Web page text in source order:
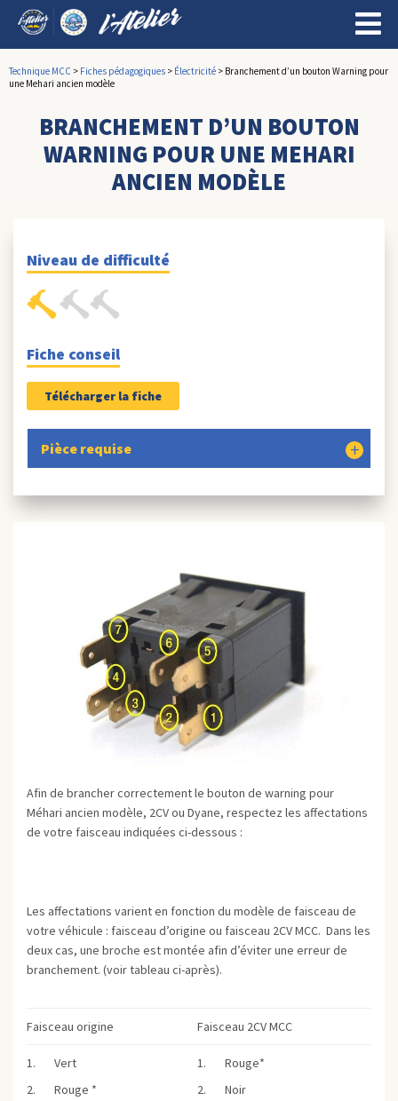
Technique MCC > Fiches pédagogiques > Électricité > Branchement d’un bouton Warning pour
une Mehari ancien modèle
BRANCHEMENT D’UN BOUTON
WARNING POUR UNE MEHARI
ANCIEN MODÈLE
Niveau de difficulté
Fiche conseil
Télécharger la fiche
Pièce requise
Afin de brancher correctement le bouton de warning pour
Méhari ancien modèle, 2CV ou Dyane, respectez les affectations
de votre faisceau indiquées ci-dessous :
Les affectations varient en fonction du modèle de faisceau de
votre véhicule : faisceau d’origine ou faisceau 2CV MCC. Dans les
deux cas, une broche est montée afin d’éviter une erreur de
branchement. (voir tableau ci-après).
Faisceau origine Faisceau 2CV MCC
1. Vert
2. Rouge *
1. Rouge*
2. Noir